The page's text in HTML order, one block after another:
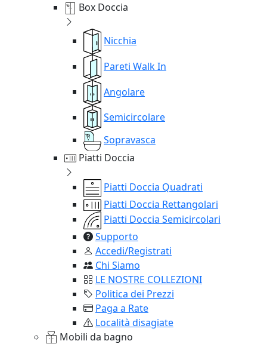
Box Doccia
Nicchia
Pareti Walk In
Angolare
Semicircolare
Sopravasca
Piatti Doccia
Piatti Doccia Quadrati
Piatti Doccia Rettangolari
Piatti Doccia Semicircolari
Supporto
Accedi/Registrati
Chi Siamo
LE NOSTRE COLLEZIONI
Politica dei Prezzi
Paga a Rate
Località disagiate
Mobili da bagno